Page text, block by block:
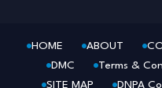
HOME ABOUT
DMC
Terms &
SITE MAP
DNPA